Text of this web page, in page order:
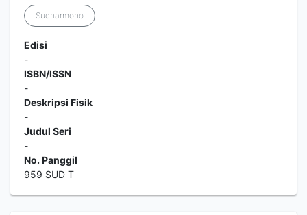
Sudharmono
Edisi
-
ISBN/ISSN
-
Deskripsi Fisik
-
Judul Seri
-
No. Panggil
959 SUD T